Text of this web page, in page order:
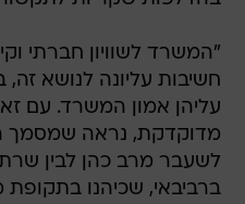
"המשרד לשוויון חברתי
חשיבות עליונה לנושא זה,
עליהן אמון המשרד. עם
מדוקדקת, נראה שמסמך
לשעבר מרב כהן לבין
ברביבאי, שכיהנו